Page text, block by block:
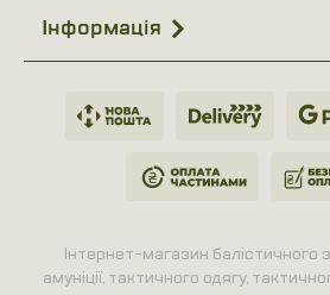
Інформація
Інтернет-магазин балістичного
амуніції, тактичного одягу,